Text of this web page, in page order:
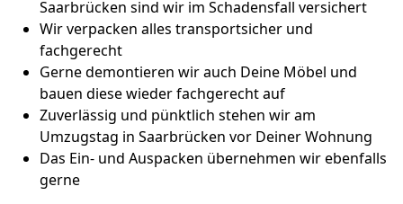
Saarbrücken sind wir im Schadensfall versichert
Wir verpacken alles transportsicher und
fachgerecht
Gerne demontieren wir auch Deine Möbel und
bauen diese wieder fachgerecht auf
Zuverlässig und pünktlich stehen wir am
Umzugstag in Saarbrücken vor Deiner Wohnung
Das Ein- und Auspacken übernehmen wir ebenfalls
gerne